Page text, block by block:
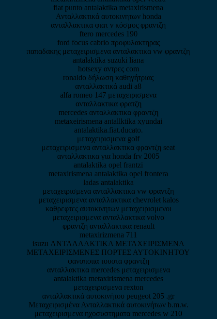
fiat punto antalaktika metaxirismena
Ανταλλακτικά αυτοκινητων honda
ανταλλακτικα φιατ ν κόσμος φραντζη
ftero mercedes 190
ford focus cabrio προφυλακτηρας
παπαδακης μεταχειρισμενα ανταλακτικα vw φραντζη
antalaktika suzuki liana
hotsexy αντρες com
ronaldo δήλωση καθηγήτριας
ανταλλακτικά audi a8
alfa romeo 147 μεταχειρισμενα
ανταλλακτικα φρατζη
mercedes ανταλλακτικα φραντζη
metaxeirismena antallktika xyundai
antalaktika.fiat.ducato.
μεταχειρισμενα golf
μεταχειρισμενα ανταλλακτικα φραντζη seat
ανταλλακτικα για honda frv 2005
antalaktika opel frantzi
metaxirismena antalaktika opel frontera
ladas antalaktika
μεταχειρισμενα ανταλλακτικα vw φραντζη
μεταχειρισμενα ανταλλακτικα chevrolet kalos
καθρεφτες αυτοκινητων μεταχειρισμενοι
μεταχειρισμενα ανταλλακτικα volvo
φραντζη ανταλλακτικα renault
metaxirizmena 711
isuzu ΑΝΤΑΛΛΑΚΤΙΚΑ ΜΕΤΑΧΕΙΡΙΣΜΕΝΑ
ΜΕΤΑΧΕΙΡΙΣΜΕΝΕΣ ΠΟΡΤΕΣ ΑΥΤΟΚΙΝΗΤΟΥ
φανοποιια τουοτα φραντζη
ανταλλακτικα mercedes μεταχειρισμενα
antalaktika metaxirismena mercedes
μεταχειρισμενα rexton
ανταλλακτικά αυτοκινήτου peugeot 205 .gr
Μεταχειρισμένα Ανταλλακτικά αυτοκινήτων b.m.w.
μεταχειρισμενα ηχοσυστηματα mercedes w 210